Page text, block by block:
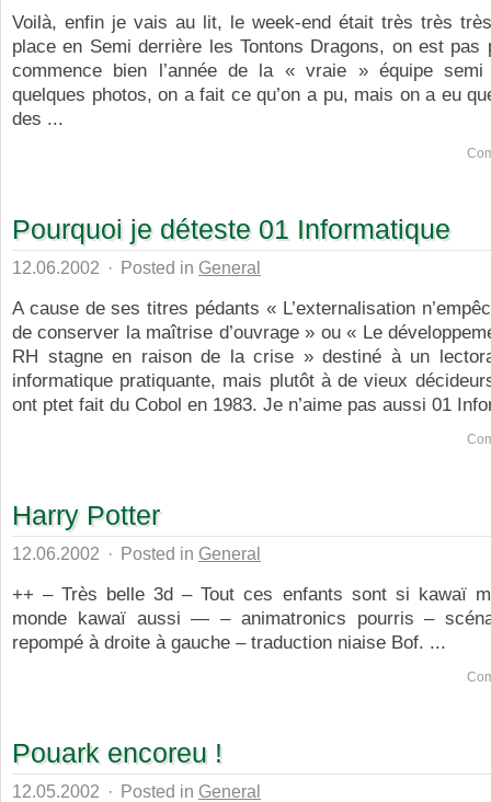
Voilà, enfin je vais au lit, le week-end était très très
place en Semi derrière les Tontons Dragons, on est pas
commence bien l’année de la « vraie » équipe semi
quelques photos, on a fait ce qu’on a pu, mais on a eu
des ...
Pourquoi je déteste 01 Informatique
12.06.2002 · Posted in General
A cause de ses titres pédants « L’externalisation
de conserver la maîtrise d’ouvrage » ou « Le
RH stagne en raison de la crise » destiné à un
informatique pratiquante, mais plutôt à de vieux
ont ptet fait du Cobol en 1983. Je n’aime pas aussi 01
Harry Potter
12.06.2002 · Posted in General
++ – Très belle 3d – Tout ces enfants sont si kawaï
monde kawaï aussi — – animatronics pourris –
repompé à droite à gauche – traduction niaise Bof. ...
Pouark encoreu !
12.05.2002 · Posted in General